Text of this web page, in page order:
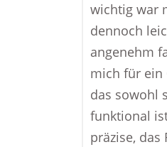
wichtig war
dennoch
angenehm
mich für ein
das sowohl
funktional
präzise, das